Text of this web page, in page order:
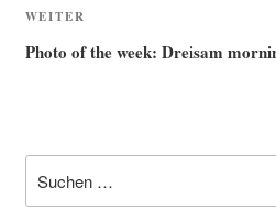
Nächster
Beitrag
WEITER
Photo of the week: Dreisam
nach: